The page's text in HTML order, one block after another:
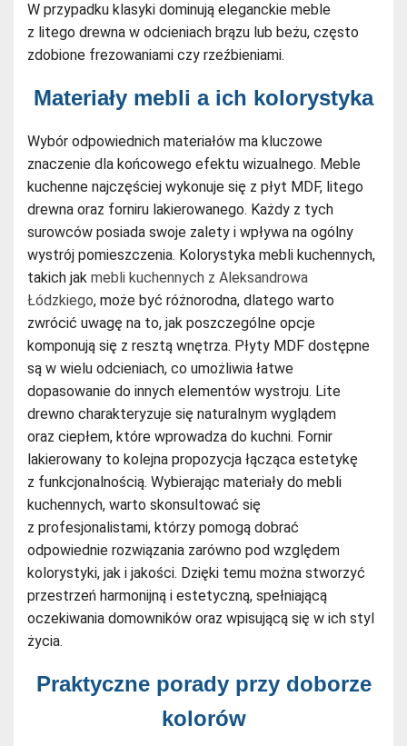
W przypadku klasyki dominują eleganckie meble
z litego drewna w odcieniach brązu lub beżu, często
zdobione frezowaniami czy rzeźbieniami.
Materiały mebli a ich kolorystyka
Wybór odpowiednich materiałów ma kluczowe
znaczenie dla końcowego efektu wizualnego. Meble
kuchenne najczęściej wykonuje się z płyt MDF, litego
drewna oraz forniru lakierowanego. Każdy z tych
surowców posiada swoje zalety i wpływa na ogólny
wystrój pomieszczenia. Kolorystyka mebli kuchennych,
takich jak mebli kuchennych z Aleksandrowa
Łódzkiego, może być różnorodna, dlatego warto
zwrócić uwagę na to, jak poszczególne opcje
komponują się z resztą wnętrza. Płyty MDF dostępne
są w wielu odcieniach, co umożliwia łatwe
dopasowanie do innych elementów wystroju. Lite
drewno charakteryzuje się naturalnym wyglądem
oraz ciepłem, które wprowadza do kuchni. Fornir
lakierowany to kolejna propozycja łącząca estetykę
z funkcjonalnością. Wybierając materiały do mebli
kuchennych, warto skonsultować się
z profesjonalistami, którzy pomogą dobrać
odpowiednie rozwiązania zarówno pod względem
kolorystyki, jak i jakości. Dzięki temu można stworzyć
przestrzeń harmonijną i estetyczną, spełniającą
oczekiwania domowników oraz wpisującą się w ich styl
życia.
Praktyczne porady przy doborze
kolorów